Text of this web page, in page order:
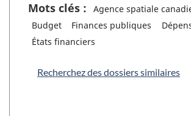
Mots clés : Agence spatiale
Budget
Finances publiques
États financiers
Recherchez des dossiers similaires